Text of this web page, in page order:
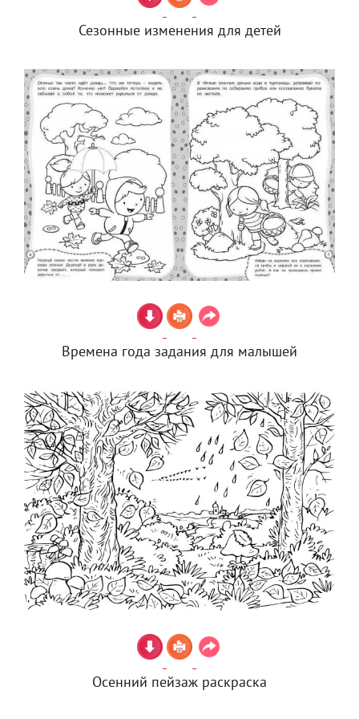
Сезонные изменения для детей
Времена года задания для малышей
Осенний пейзаж раскраска